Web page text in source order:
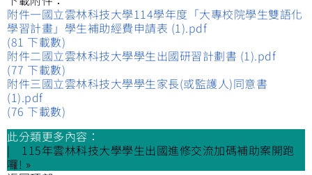
附件一國立雲林科技大學114學年度「大專校院學生雙語化
學習計畫」學生補助經費申請表 (1).pdf
(81 下載數)
附件二國立雲林科技大學學生出國研習計劃書 (1).pdf
(77 下載數)
附件三國立雲林科技大學學生家長(或監護人)同意書
(1).pdf
(76 下載數)
此分類更多內容：
115年雲林科技大學學生出國進修交流加碼補助案開跑
囉! »